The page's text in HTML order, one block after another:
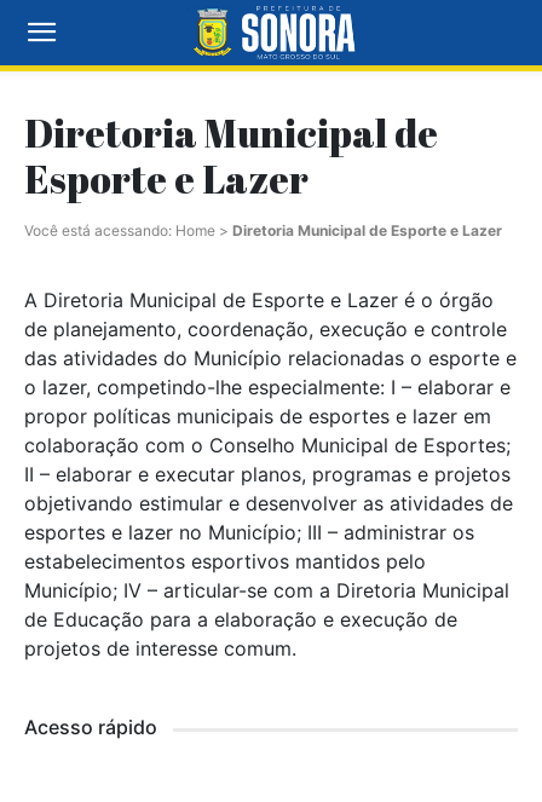
Diretoria Municipal de
Esporte e Lazer
Você está acessando: Home > Diretoria Municipal de Esporte e Lazer
A Diretoria Municipal de Esporte e Lazer é o órgão
de planejamento, coordenação, execução e controle
das atividades do Município relacionadas o esporte e
o lazer, competindo-lhe especialmente: I – elaborar e
propor políticas municipais de esportes e lazer em
colaboração com o Conselho Municipal de Esportes;
II – elaborar e executar planos, programas e projetos
objetivando estimular e desenvolver as atividades de
esportes e lazer no Município; III – administrar os
estabelecimentos esportivos mantidos pelo
Município; IV – articular-se com a Diretoria Municipal
de Educação para a elaboração e execução de
projetos de interesse comum.
Acesso rápido